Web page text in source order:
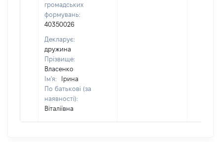
громадських
формувань:
40350026
Декларує:
дружина
Прізвище:
Власенко
Ім'я:
Ірина
По батькові (за
наявності):
Віталіївна